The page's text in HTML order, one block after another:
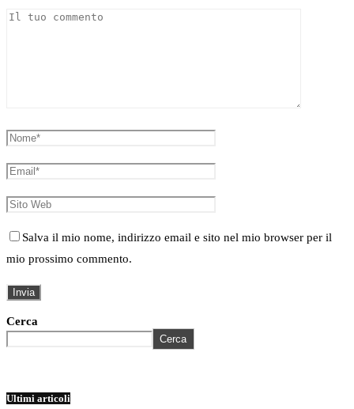
Salva il mio nome, indirizzo email e sito nel mio browser per il
mio prossimo commento.
Cerca
Cerca
Ultimi articoli